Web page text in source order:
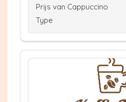
Prijs van Cappuccino
Type